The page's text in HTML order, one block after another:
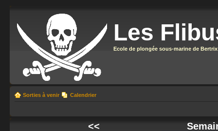
Les
Ecole de plongée sous-marine de Bertrix
Sorties à venir Calendrier
<<